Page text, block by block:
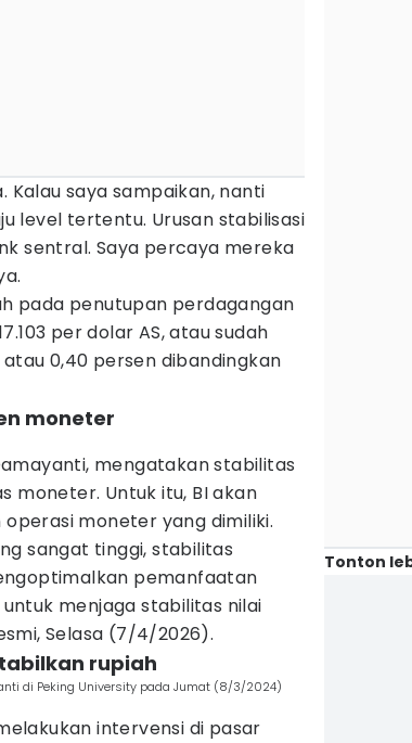
Kalau saya sampaikan, nanti
level tertentu. Urusan stabilisasi
sentral. Saya percaya mereka
pada penutupan perdagangan
per dolar AS, atau sudah
0,40 persen dibandingkan
moneter
mengatakan stabilitas
moneter. Untuk itu, BI akan
moneter yang dimiliki.
sangat tinggi, stabilitas
pemanfaatan
menjaga stabilitas nilai
Selasa (7/4/2026).
rupiah
di Peking University pada Jumat (8/3/2024)
intervensi di pasar
Tonton